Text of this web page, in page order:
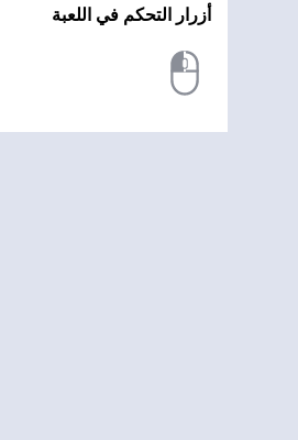
أزرار التحكم في اللعبة